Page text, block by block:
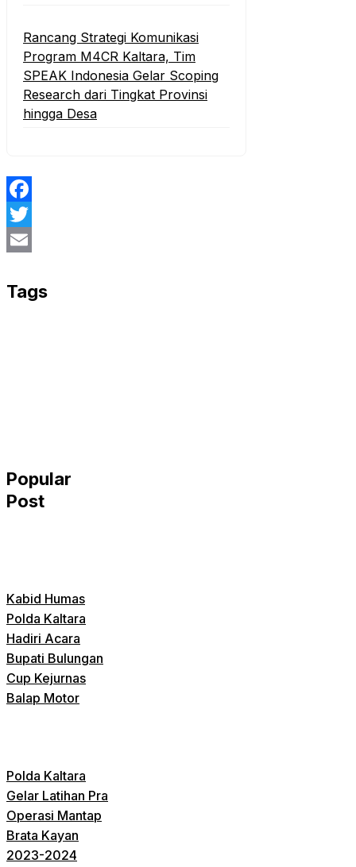
Rancang Strategi Komunikasi
Program M4CR Kaltara, Tim
SPEAK Indonesia Gelar Scoping
Research dari Tingkat Provinsi
hingga Desa
Facebook
Twitter
Tags
Popular
Post
Kabid Humas
Polda Kaltara
Hadiri Acara
Bupati Bulungan
Cup Kejurnas
Balap Motor
Polda Kaltara
Gelar Latihan Pra
Operasi Mantap
Brata Kayan
2023-2024